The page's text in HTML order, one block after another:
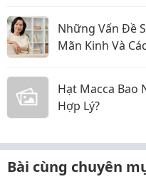
Những Vấn Đề
Mãn Kinh Và
Hạt Macca Bao
Hợp Lý?
Bài cùng chuyên